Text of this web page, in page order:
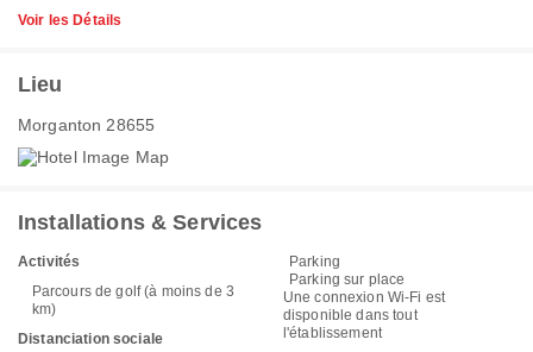
Voir les Détails
Lieu
Morganton 28655
Installations & Services
Activités
Parcours de golf (à moins de 3
km)
Distanciation sociale
Parking
Parking sur place
Une connexion Wi-Fi est
disponible dans tout
l'établissement